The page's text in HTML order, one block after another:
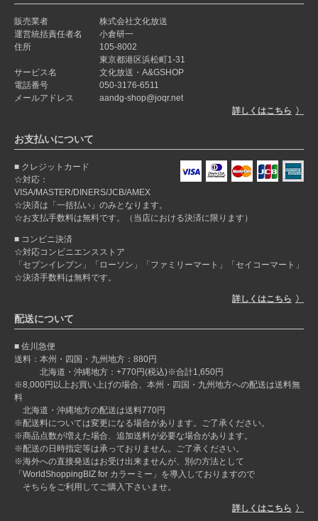
販売業者
株式会社文化放送
運営統括責任者名
小倉研一
住所
105-8002
東京都港区浜松町1-31
サービス名
文化放送・A&GSHOP
電話番号
050-3176-6511
メールアドレス
aandg-shop@joqr.net
詳しくはこちら
お支払いについて
クレジットカード
☆対応：
VISA/MASTER/DINERS/JCB/AMEX
☆決済は「一括払い」のみとなります。
☆お支払手数料は無料です。（当店における決済に限ります）
コンビニ決済
☆対応コンビニエンスストア
「セブンイレブン」「ローソン」「ファミリーマート」「セイコーマート」
☆決済手数料は無料です。
詳しくはこちら
配送について
佐川急便
送料：本州・四国・九州地方：880円
北海道・沖縄地方：+770円(税込)※合計1,650円
※8,000円以上お買い上げの場合、本州・四国・九州地方への配送は送料無
料
北海道・沖縄地方の配送は送料770円
※配送料については変更になる場合があります。ご了承ください。
※商品点数が増えた場合、追加送料が必要な場合があります。
※配送の日時指定等は承っておりません。ご了承ください。
※海外への直接発送はお受け出来ませんが、別の方法として
「WorldShoppingBIZ for カラーミー」を導入しておりますので
そちらをご利用してご購入下さいませ。
詳しくはこちら